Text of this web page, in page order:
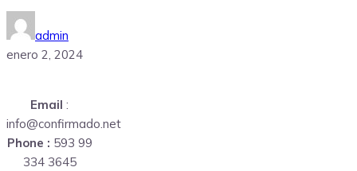
admin
enero 2, 2024
Email :
info@confirmado.net
Phone : 593 99
334 3645